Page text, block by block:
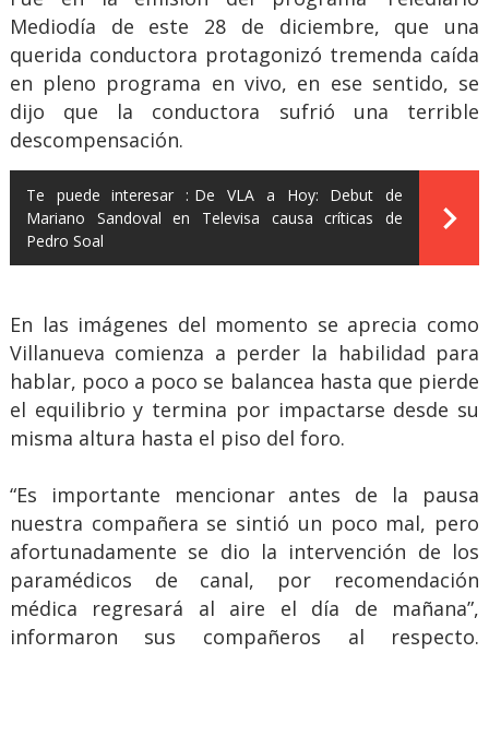
Mediodía de este 28 de diciembre, que una
querida conductora protagonizó tremenda caída
en pleno programa en vivo, en ese sentido, se
dijo que la conductora sufrió una terrible
descompensación.
Te puede interesar : De VLA a Hoy: Debut de
Mariano Sandoval en Televisa causa críticas de
Pedro Soal
En las imágenes del momento se aprecia como
Villanueva comienza a perder la habilidad para
hablar, poco a poco se balancea hasta que pierde
el equilibrio y termina por impactarse desde su
misma altura hasta el piso del foro.
“Es importante mencionar antes de la pausa
nuestra compañera se sintió un poco mal, pero
afortunadamente se dio la intervención de los
paramédicos de canal, por recomendación
médica regresará al aire el día de mañana”,
informaron sus compañeros al respecto.